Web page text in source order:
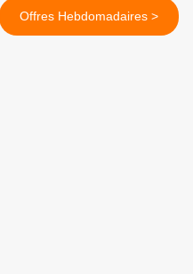
Offres Hebdomadaires >